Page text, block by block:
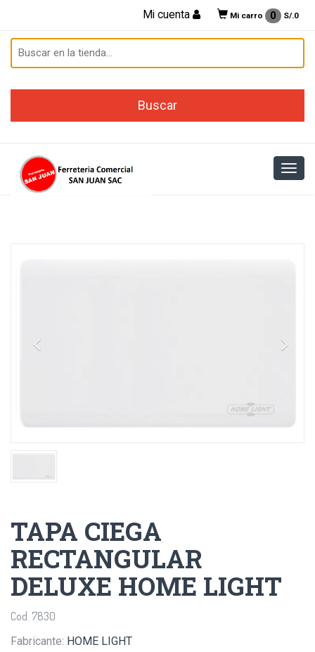
Mi cuenta Mi carro 0 S/.0
TAPA CIEGA
RECTANGULAR
DELUXE HOME LIGHT
Cod. 7830
Fabricante: HOME LIGHT